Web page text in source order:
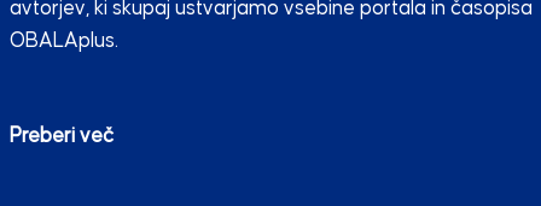
avtorjev, ki skupaj ustvarjamo vsebine portala in časopisa
OBALAplus.
Preberi več